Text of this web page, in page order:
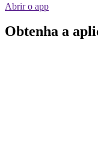
Abrir o app
Obtenha a